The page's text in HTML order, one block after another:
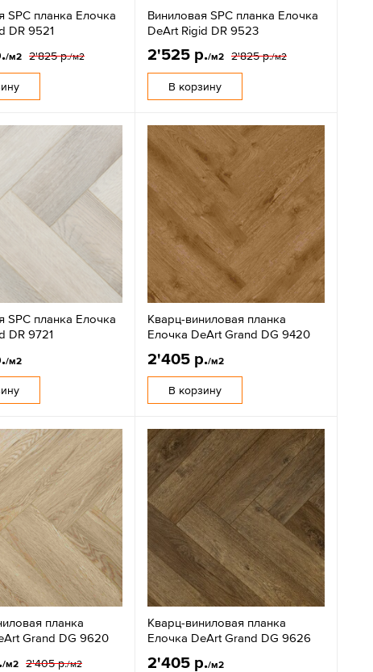
SPC планка Елочка
DR 9521
/м2 2'825 р./м2
Виниловая SPC планка Елочка
DeArt Rigid DR 9523
2'525 р./м2 2'825 р./м2
В корзину
SPC планка Елочка
DR 9721
/м2
Кварц-виниловая планка
Елочка DeArt Grand DG 9420
2'405 р./м2
В корзину
планка
Grand DG 9620
/м2 2'405 р./м2
Кварц-виниловая планка
Елочка DeArt Grand DG 9626
2'405 р./м2